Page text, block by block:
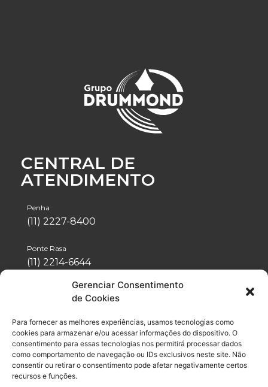
Gerenciar Consentimento
de Cookies
Para fornecer as melhores experiências, usamos tecnologias como
cookies para armazenar e/ou acessar informações do dispositivo. O
consentimento para essas tecnologias nos permitirá processar dados
como comportamento de navegação ou IDs exclusivos neste site. Não
consentir ou retirar o consentimento pode afetar negativamente certos
recursos e funções.
CENTRAL DE
ATENDIMENTO
Penha
(11) 2227-8400
Ponte Rasa
(11) 2214-6644
(11) 2942-1488
Vila Formosa
(11) 2076-4600
Neo Química Arena
(11) 2056-6100